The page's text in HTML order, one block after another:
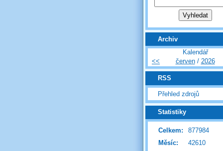
Archiv
Kalendář
<<
červen/ 2026
RSS
Přehled zdrojů
Statistiky
Celkem:
877984
Měsíc:
42610